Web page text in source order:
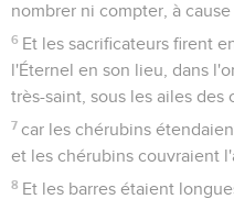
nombrer ni compter, à
6 Et les sacrificateurs firent
l'Éternel en son lieu, dans
très-saint, sous les ailes des
7 car les chérubins
et les chérubins couvraient
8 Et les barres étaient